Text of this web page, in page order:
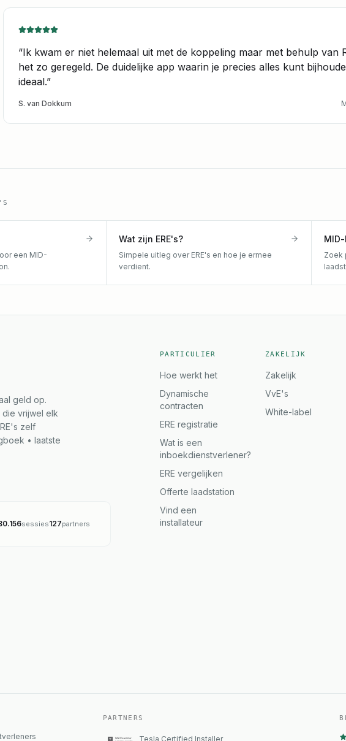
“Ik kwam er niet helemaal uit met de koppeling maar met behulp van
het zo geregeld. De duidelijke app waarin je precies alles kunt
ideaal.”
S. van Dokkum
een MID-
Wat zijn ERE's?
Simpele uitleg over ERE's en hoe je ermee
verdient.
Zoek
geld op.
vrijwel elk
zelf
• laatste
sessies127partners
PARTICULIER
Hoe werkt het
Dynamische
contracten
ERE registratie
Wat is een
inboekdienstverlener?
ERE vergelijken
Offerte laadstation
Vind een
installateur
ZAKELIJK
Zakelijk
VvE's
White-label
PARTNERS
Tesla Certified Installer